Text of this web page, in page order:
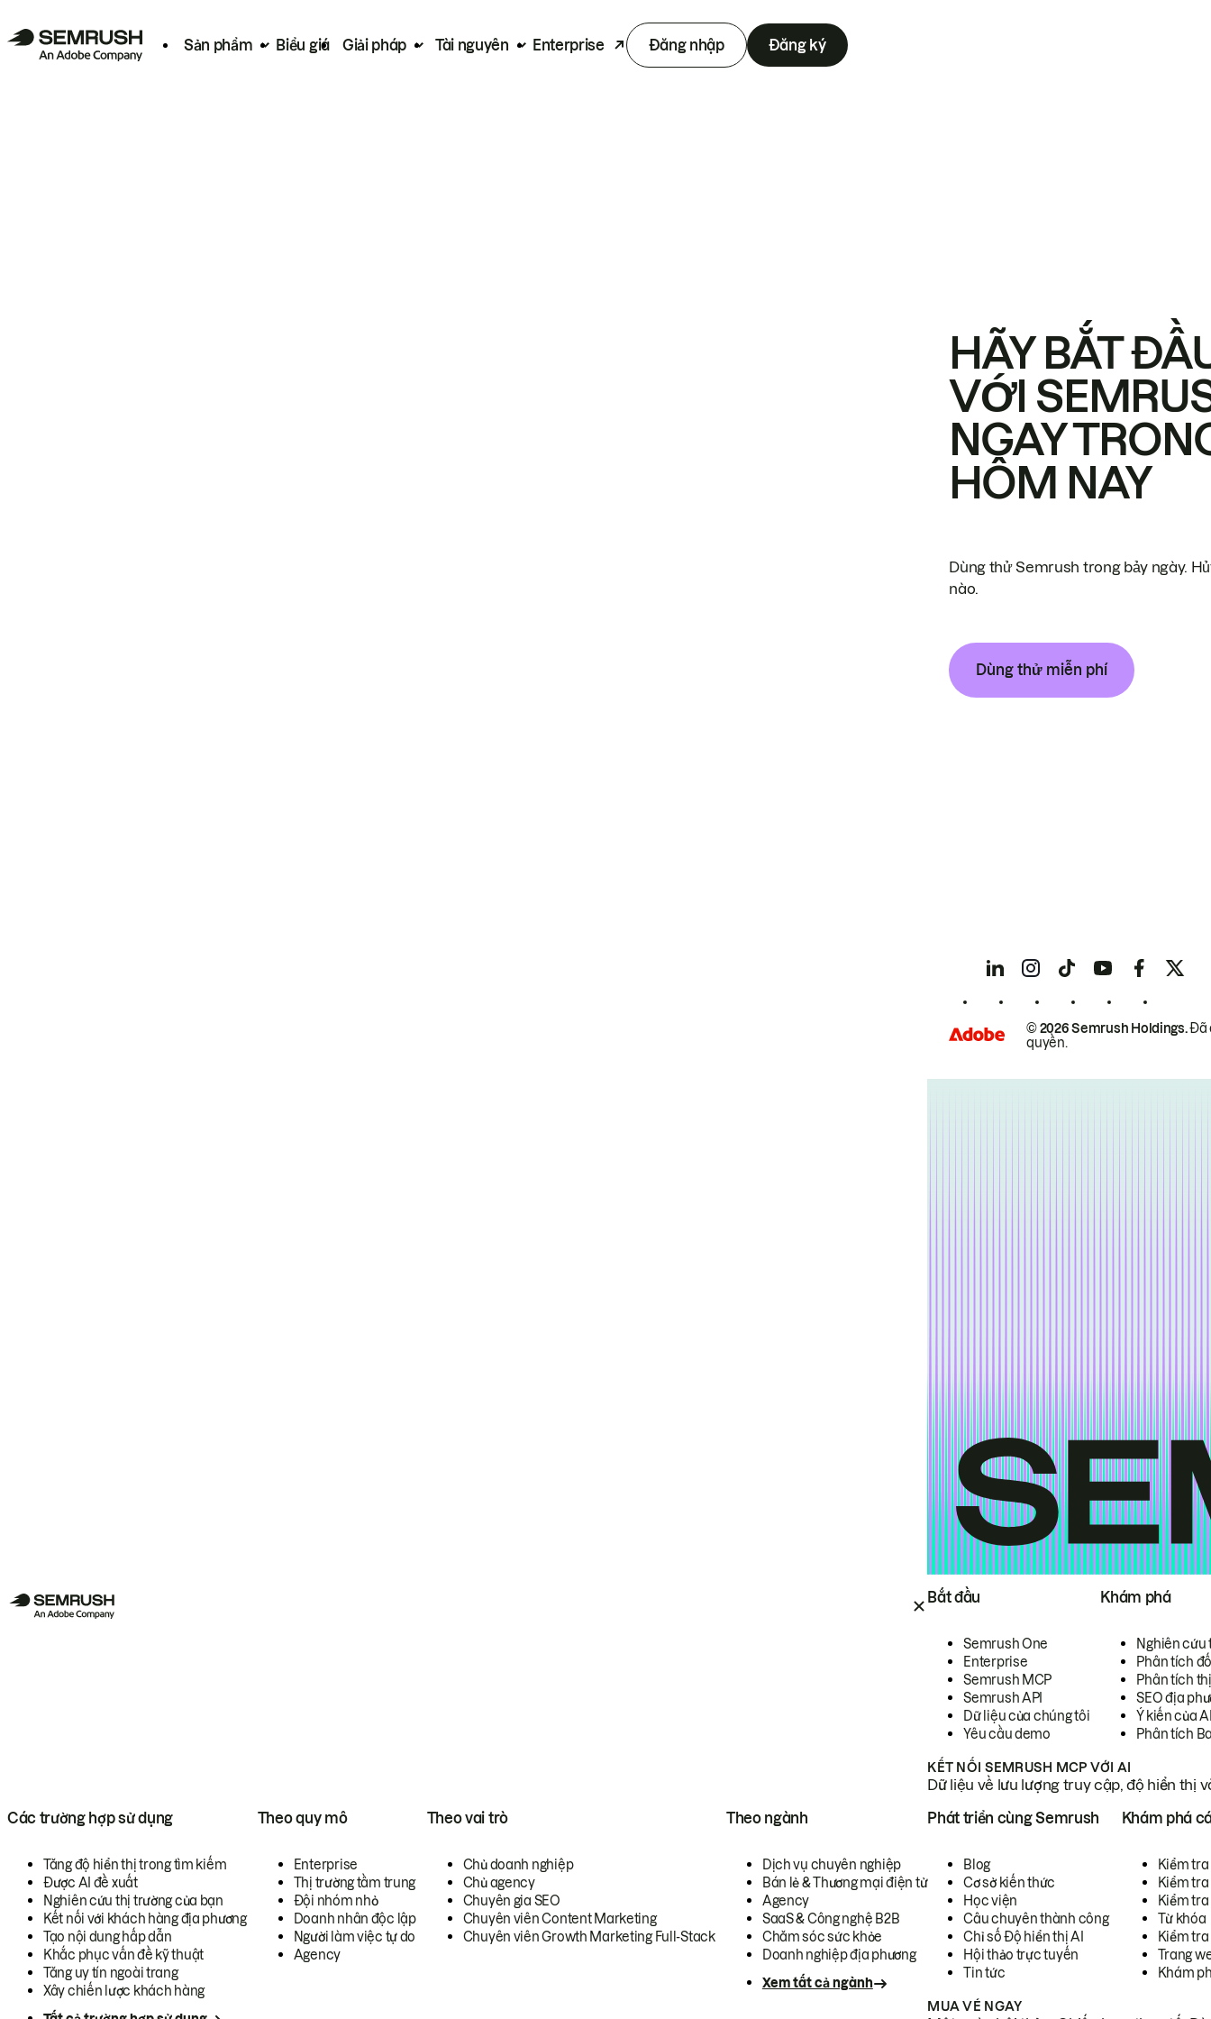
Sản phẩm Biểu giá Giải pháp Tài nguyên Enterprise Đăng nhập Đăng ký
Bắt đầu
Semrush One
Enterprise
Semrush MCP
Semrush API
Dữ liệu của chúng tôi
Yêu cầu demo
Khám phá
Nghiên cứu
Phân tích
Phân tích
SEO địa
Ý kiến của
Phân tích
KẾT NỐI SEMRUSH MCP VỚI AI
Dữ liệu về lưu lượng truy cập, độ hiển thị
Các trường hợp sử dụng
Tăng độ hiển thị trong tìm kiếm
Được AI đề xuất
Nghiên cứu thị trường của bạn
Kết nối với khách hàng địa phương
Tạo nội dung hấp dẫn
Khắc phục vấn đề kỹ thuật
Tăng uy tín ngoài trang
Xây chiến lược khách hàng
Theo quy mô
Enterprise
Thị trường tầm trung
Đội nhóm nhỏ
Doanh nhân độc lập
Người làm việc tự do
Agency
Theo vai trò
Chủ doanh nghiệp
Chủ agency
Chuyên gia SEO
Chuyên viên Content Marketing
Chuyên viên Growth Marketing Full-Stack
Theo ngành
Dịch vụ chuyên nghiệp
Bán lẻ & Thương mại điện tử
Agency
SaaS & Công nghệ B2B
Chăm sóc sức khỏe
Doanh nghiệp địa phương
Xem tất cả ngành
Phát triển cùng Semrush
Blog
Cơ sở kiến thức
Học viện
Câu chuyên thành công
Chỉ số Độ hiển thị AI
Hội thảo trực tuyến
Tin tức
Khám phá
Kiểm
Kiểm tra
Kiểm
Từ khóa
Kiểm
Trang
Khám
MUA VÉ NGAY
HÃY BẮT
VỚI
NGAY
HÔM NAY
Dùng thử Semrush trong bảy ngày.
nào.
Dùng thử miễn phí
© 2026 Semrush Holdings.Đã
quyền.